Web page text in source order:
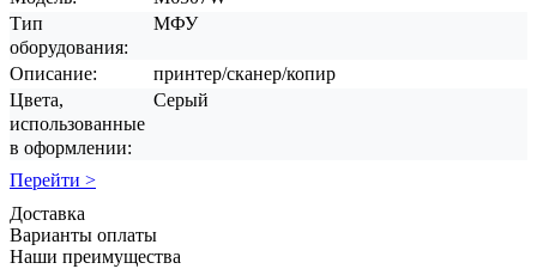
Тип
оборудования:
МФУ
Описание:
принтер/сканер/копир
Цвета,
использованные
в оформлении:
Серый
Перейти >
Доставка
Варианты оплаты
Наши преимущества